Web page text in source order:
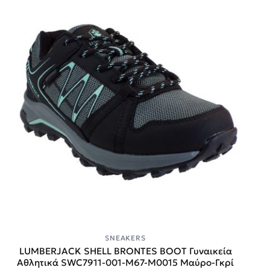
SNEAKERS
LUMBERJACK SHELL BRONTES BOOT Γυναικεία
Αθλητικά SWC7911-001-M67-M0015 Μαύρο-Γκρί